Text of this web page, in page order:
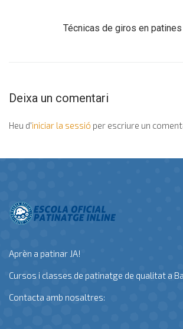
Técnicas de giros en
Deixa un comentari
Heu d'iniciar la sessió per escriure un
Aprèn a patinar JA!
Cursos i classes de patinatge de qualitat a
Contacta amb nosaltres: